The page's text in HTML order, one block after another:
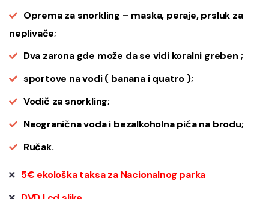
Oprema za snorkling – maska, peraje, prsluk za
neplivače;
Dva zarona gde može da se vidi koralni greben ;
sportove na vodi ( banana i quatro );
Vodič za snorkling;
Neogranična voda i bezalkoholna pića na brodu;
Ručak.
5€ ekološka taksa za Nacionalnog parka